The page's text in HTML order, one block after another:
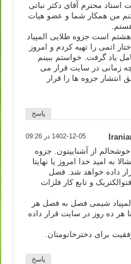
محترم آقای دکتر نباتی
من همکار شما و عضو هیات
است جزوه طلایی المپیاد
اتمی را تهیه کردم و امروز
یاد گرفت. خواستم ببینم
زمانی در سایت قرار می
انتشار جزوه ها را قرار
پاسخ
1402-12-05 در 09:26
از آشناییتون. جزوه
به امید خدا امروز یا نهایتا
داده خواهد شد. فصل
و تابع کار فلزات
شیمی فصل به فصل هر
هر ده روز در سایت قرار داده
برای دخترخانومتان.
پاسخ